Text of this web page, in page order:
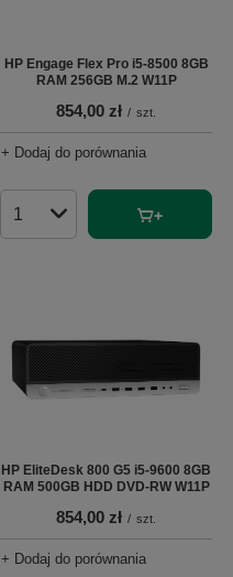
HP Engage Flex Pro i5-8500 8GB
RAM 256GB M.2 W11P
854,00 zł / szt.
+ Dodaj do porównania
Ilość produktów
HP EliteDesk 800 G5 i5-9600 8GB
RAM 500GB HDD DVD-RW W11P
854,00 zł / szt.
+ Dodaj do porównania